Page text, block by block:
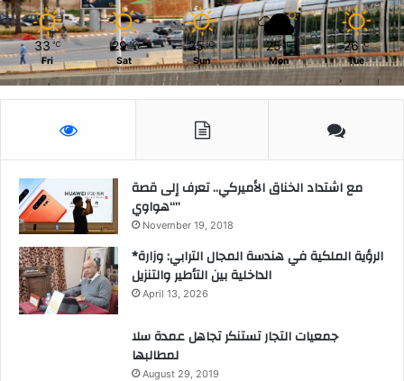
33 ℃
Fri
29 ℃
Sat
25 ℃
Sun
25 ℃
Mon
26 ℃
Tue
مع اشتداد الخناق الأميركي.. تعرف إلى قصة
“هواوي”
November 19, 2018
*الرؤية الملكية في هندسة المجال الترابي: وزارة
الداخلية بين التأطير والتنزيل
April 13, 2026
جمعيات التجار تستنكر تجاهل عمدة سلا
لمطالبها
August 29, 2019